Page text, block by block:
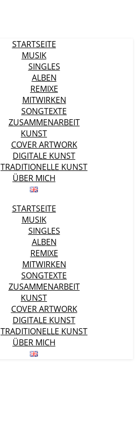
STARTSEITE
MUSIK
SINGLES
ALBEN
REMIXE
MITWIRKEN
SONGTEXTE
ZUSAMMENARBEIT
KUNST
COVER ARTWORK
DIGITALE KUNST
TRADITIONELLE KUNST
ÜBER MICH
STARTSEITE
MUSIK
SINGLES
ALBEN
REMIXE
MITWIRKEN
SONGTEXTE
ZUSAMMENARBEIT
KUNST
COVER ARTWORK
DIGITALE KUNST
TRADITIONELLE KUNST
ÜBER MICH